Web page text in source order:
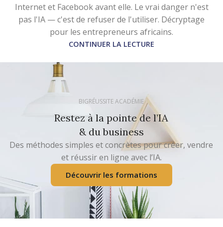
Internet et Facebook avant elle. Le vrai danger n'est
pas l'IA — c'est de refuser de l'utiliser. Décryptage
pour les entrepreneurs africains.
CONTINUER LA LECTURE
BIGRÉUSSITE ACADÉMIE
Restez à la pointe de l’IA
& du business
Des méthodes simples et concrètes pour créer, vendre
et réussir en ligne avec l’IA.
Découvrir les formations